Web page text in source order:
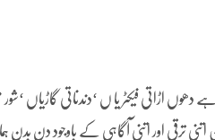
اڑاتی فیکٹر یا ں ‘دندناتی گاڑیاں ‘شور
ترقی اور اتنی آگاہی کے باوجود دن بدن